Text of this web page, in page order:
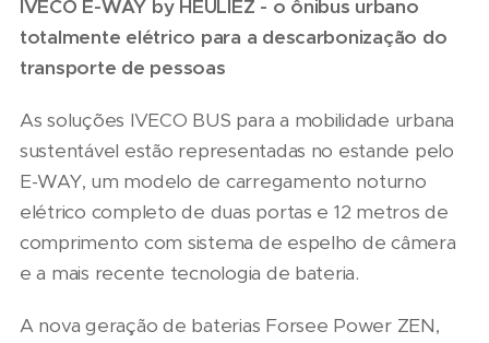
IVECO E-WAY by HEULIEZ - o ônibus urbano
totalmente elétrico para a descarbonização do
transporte de pessoas
As soluções IVECO BUS para a mobilidade urbana
sustentável estão representadas no estande pelo
E-WAY, um modelo de carregamento noturno
elétrico completo de duas portas e 12 metros de
comprimento com sistema de espelho de câmera
e a mais recente tecnologia de bateria.
A nova geração de baterias Forsee Power ZEN,